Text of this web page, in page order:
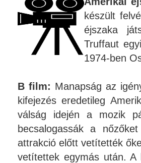
készült
éjszaka
Truffaut
1974-ben
B film: Manapság az
kifejezés eredetileg
válság idején a mozik
becsalogassák a
attrakció előtt vetítették
vetítettek egymás után.